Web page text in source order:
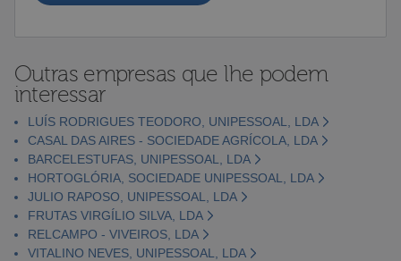
Outras empresas que lhe podem
interessar
LUÍS RODRIGUES TEODORO, UNIPESSOAL, LDA
CASAL DAS AIRES - SOCIEDADE AGRÍCOLA, LDA
BARCELESTUFAS, UNIPESSOAL, LDA
HORTOGLÓRIA, SOCIEDADE UNIPESSOAL, LDA
JULIO RAPOSO, UNIPESSOAL, LDA
FRUTAS VIRGÍLIO SILVA, LDA
RELCAMPO - VIVEIROS, LDA
VITALINO NEVES, UNIPESSOAL, LDA